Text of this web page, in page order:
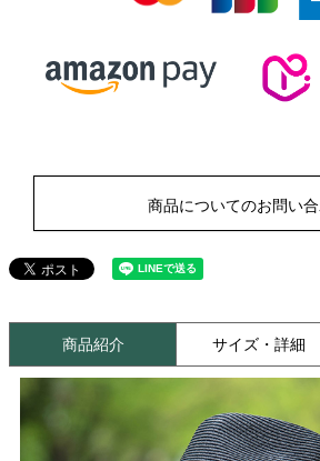
商品についてのお問い
商品紹介 サイズ・詳細